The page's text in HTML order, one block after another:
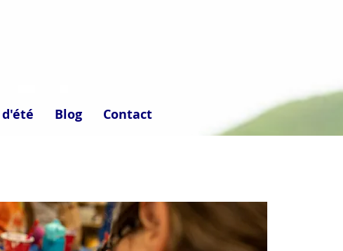
d'été Blog Contact